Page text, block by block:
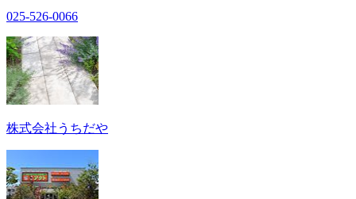
025-526-0066
株式会社うちだや